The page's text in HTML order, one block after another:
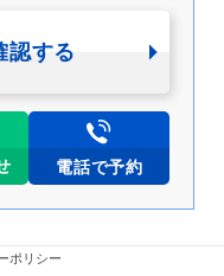
認する
電話で予約
ポリシー